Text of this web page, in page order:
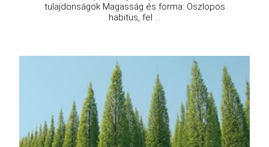
tulajdonságok Magasság és forma: Oszlopos
habitus, fel ...